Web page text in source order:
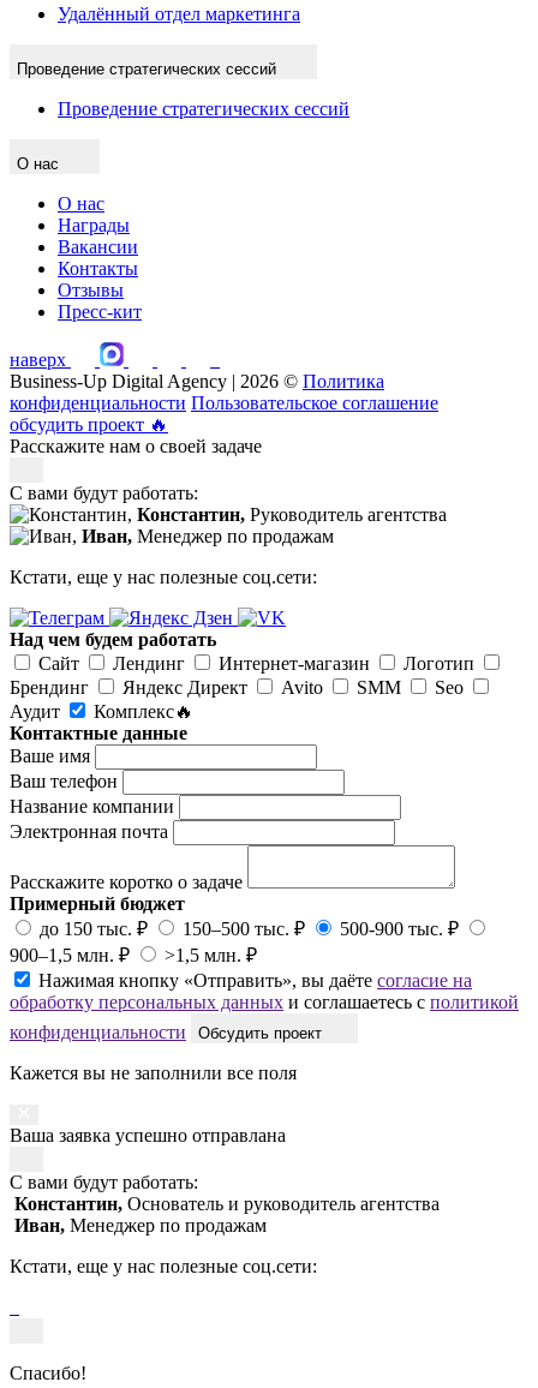
Удалённый отдел маркетинга
Проведение стратегических сессий
Проведение стратегических сессий
О нас
О нас
Награды
Вакансии
Контакты
Отзывы
Пресс-кит
наверх
Business-Up Digital Agency | 2026 © Политика
конфиденциальности Пользовательское соглашение
обсудить проект 🔥
Расскажите нам о своей задаче
С вами будут работать:
Константин, Руководитель агентства
Иван, Менеджер по продажам
Кстати, еще у нас полезные соц.сети:
Над чем будем работать
Сайт
Лендинг Интернет-магазин
Логотип
Брендинг
Яндекс Директ Avito SMM
Seo
Аудит
Комплекс🔥
Контактные данные
Ваше имя
Ваш телефон
Название компании
Электронная почта
Расскажите коротко о задаче
Примерный бюджет
до 150 тыс. ₽
150–500 тыс. ₽
500-900 тыс. ₽
900–1,5 млн. ₽
>1,5 млн. ₽
Нажимая кнопку «Отправить», вы даёте согласие на
обработку персональных данных и соглашаетесь с политикой
конфиденциальности
Обсудить проект
Кажется вы не заполнили все поля
Ваша заявка успешно отправлана
С вами будут работать:
Константин, Основатель и руководитель агентства
Иван, Менеджер по продажам
Кстати, еще у нас полезные соц.сети:
Спасибо!